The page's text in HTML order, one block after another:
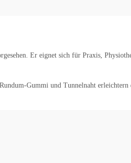
Er eignet sich für Praxis,
Gummi und Tunnelnaht